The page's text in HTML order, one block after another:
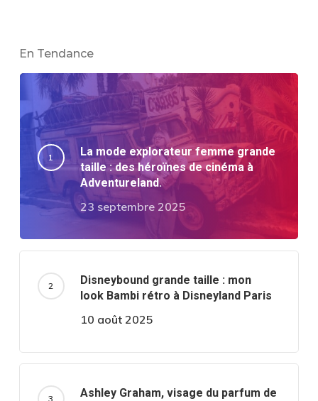
En Tendance
La mode explorateur femme grande
taille : des héroïnes de cinéma à
Adventureland.
23 septembre 2025
Disneybound grande taille : mon
look Bambi rétro à Disneyland Paris
10 août 2025
Ashley Graham, visage du parfum de